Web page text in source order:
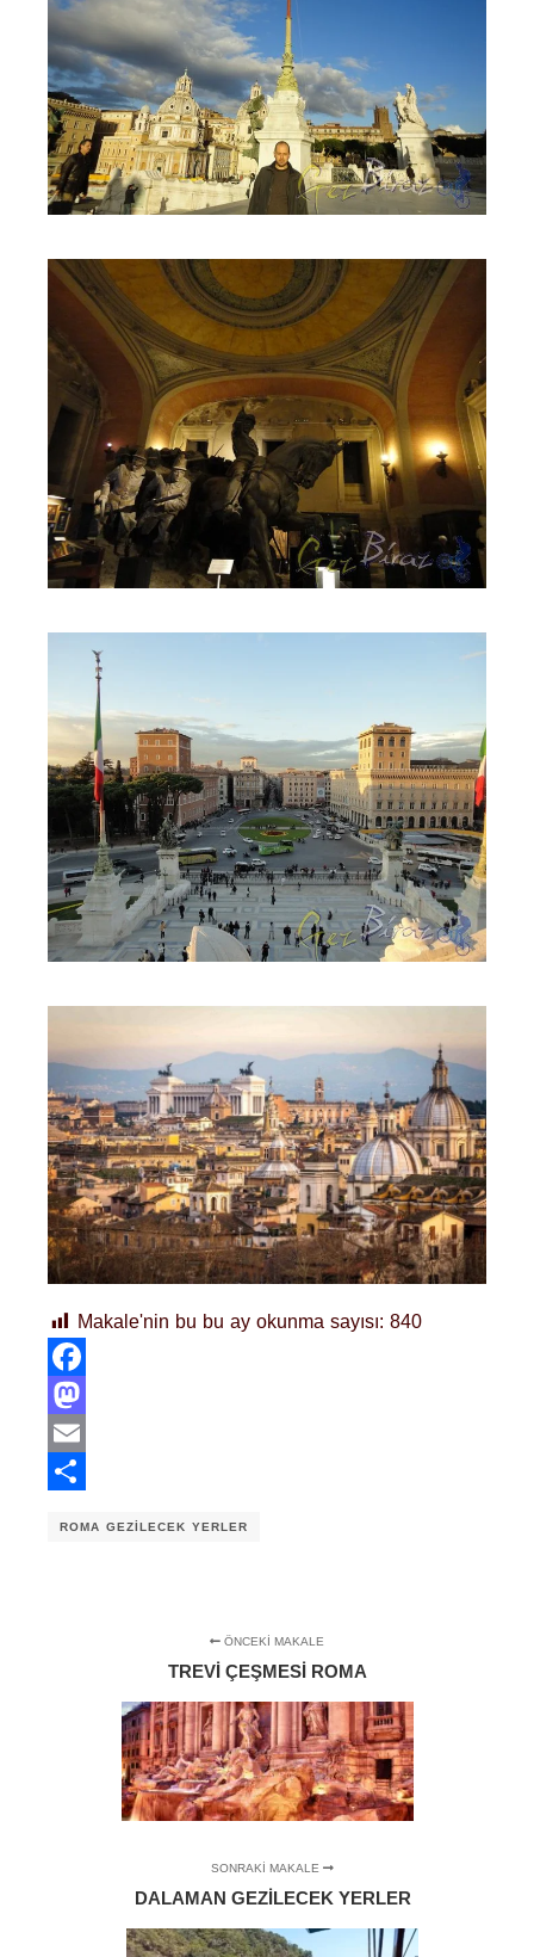
Makale'nin bu bu ay okunma sayısı: 840
Facebook
Mastodon
Email
ROMA GEZILECEK YERLER
ÖNCEKI MAKALE
TREVI ÇEŞMESI ROMA
SONRAKI MAKALE
DALAMAN GEZILECEK YERLER